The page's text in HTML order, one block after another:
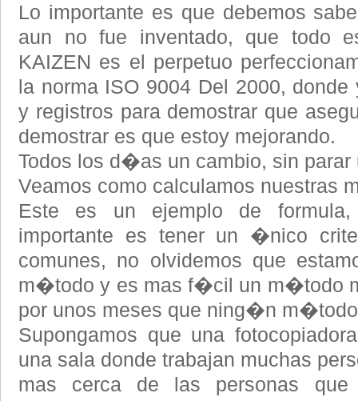
Lo importante es que debemos
aun no fue inventado, que todo
KAIZEN es el perpetuo
la norma ISO 9004 Del 2000,
y registros para demostrar que
demostrar es que estoy mejorando.
Todos los d�as un cambio, sin
Veamos como calculamos nuestras
Este es un ejemplo de
importante es tener un �nico
comunes, no olvidemos que
m�todo y es mas f�cil un m�todo
por unos meses que ning�n
Supongamos que una
una sala donde trabajan muchas
mas cerca de las personas